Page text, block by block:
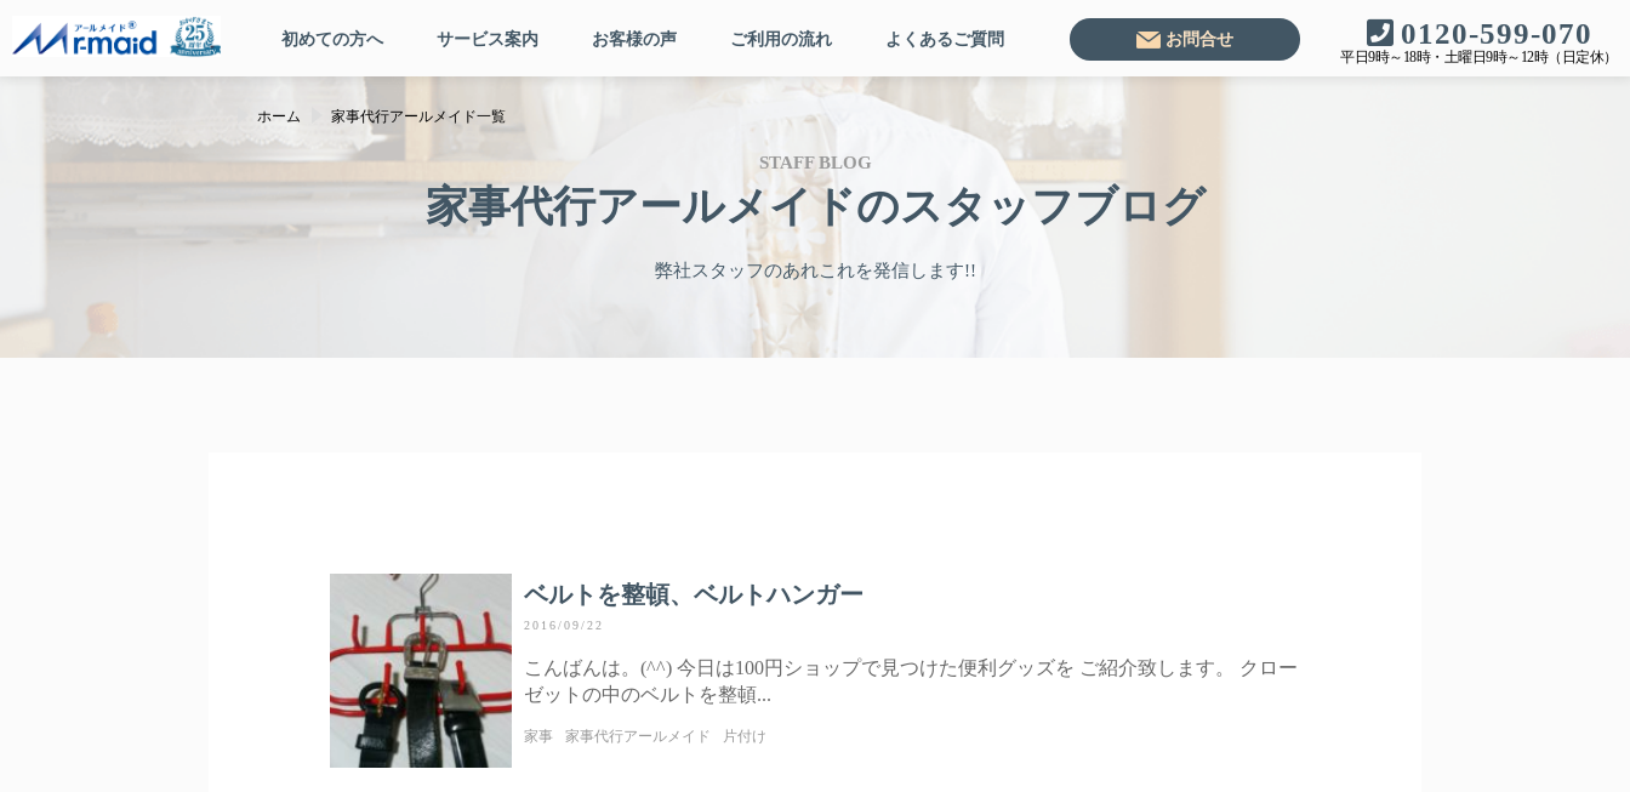
初めての方へ サービス案内 お客様の声 ご利用の流れ よくあるご質問 お問合せ 0120-599-070
平日9時～18時・土曜日9時～12時（日定休）
STAFF BLOG
家事代行アールメイドのスタッフブログ
弊社スタッフのあれこれを発信します!!
ホーム 家事代行アールメイド一覧
ベルトを整頓、ベルトハンガー
2016/09/22
こんばんは。(^^) 今日は100円ショップで見つけた便利グッズを ご紹介致します。 クロー
ゼットの中のベルトを整頓...
家事 家事代行アールメイド 片付け